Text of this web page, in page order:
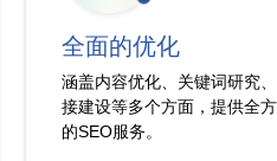
全面的优化
涵盖内容优化、关键词研究
接建设等多个方面，提供全
的SEO服务。